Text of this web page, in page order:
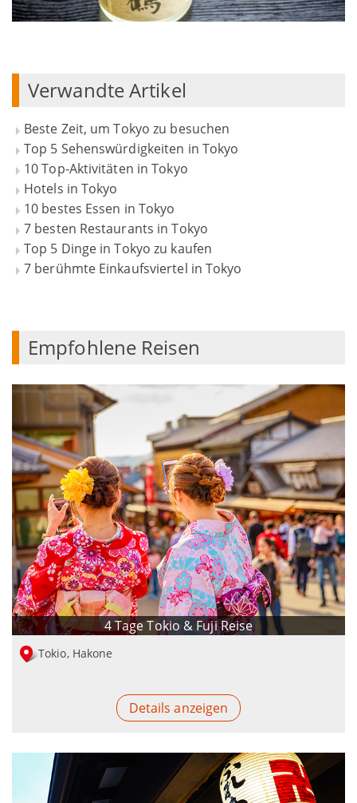
Verwandte Artikel
Beste Zeit, um Tokyo zu besuchen
Top 5 Sehenswürdigkeiten in Tokyo
10 Top-Aktivitäten in Tokyo
Hotels in Tokyo
10 bestes Essen in Tokyo
7 besten Restaurants in Tokyo
Top 5 Dinge in Tokyo zu kaufen
7 berühmte Einkaufsviertel in Tokyo
Empfohlene Reisen
4 Tage Tokio & Fuji Reise
Tokio, Hakone
Details anzeigen